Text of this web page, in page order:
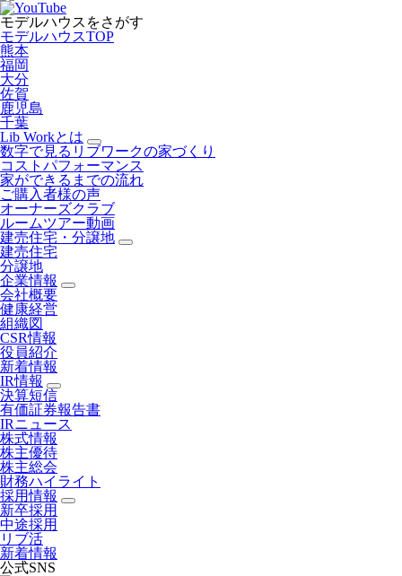
モデルハウスをさがす
モデルハウスTOP
熊本
福岡
大分
佐賀
鹿児島
千葉
Lib Workとは
数字で見るリブワークの家づくり
コストパフォーマンス
家ができるまでの流れ
ご購入者様の声
オーナーズクラブ
ルームツアー動画
建売住宅・分譲地
建売住宅
分譲地
企業情報
会社概要
健康経営
組織図
CSR情報
役員紹介
新着情報
IR情報
決算短信
有価証券報告書
IRニュース
株式情報
株主優待
株主総会
財務ハイライト
採用情報
新卒採用
中途採用
リブ活
新着情報
公式SNS